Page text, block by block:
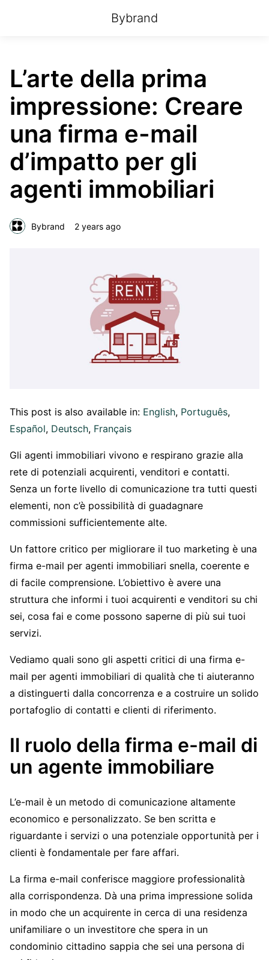
Bybrand
L’arte della prima
impressione: Creare
una firma e-mail
d’impatto per gli
agenti immobiliari
Bybrand 2 years ago
This post is also available in: English Português
Español Deutsch Français
Gli agenti immobiliari vivono e respirano grazie alla
rete di potenziali acquirenti, venditori e contatti.
Senza un forte livello di comunicazione tra tutti questi
elementi, non c’è possibilità di guadagnare
commissioni sufficientemente alte.
Un fattore critico per migliorare il tuo marketing è una
firma e-mail per agenti immobiliari snella, coerente e
di facile comprensione. L’obiettivo è avere una
struttura che informi i tuoi acquirenti e venditori su chi
sei, cosa fai e come possono saperne di più sui tuoi
servizi.
Vediamo quali sono gli aspetti critici di una firma e-
mail per agenti immobiliari di qualità che ti aiuteranno
a distinguerti dalla concorrenza e a costruire un solido
portafoglio di contatti e clienti di riferimento.
Il ruolo della firma e-mail di
un agente immobiliare
L’e-mail è un metodo di comunicazione altamente
economico e personalizzato. Se ben scritta e
riguardante i servizi o una potenziale opportunità per i
clienti è fondamentale per fare affari.
La firma e-mail conferisce maggiore professionalità
alla corrispondenza. Dà una prima impressione solida
in modo che un acquirente in cerca di una residenza
unifamiliare o un investitore che spera in un
condominio cittadino sappia che sei una persona di